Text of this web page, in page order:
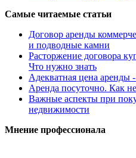
Самые читаемые статьи
Договор аренды
и подводные камни
Расторжение договора
Что нужно знать
Адекватная цена аренды
Аренда посуточно. Как
Важные аспекты при
недвижимости
Мнение профессионала